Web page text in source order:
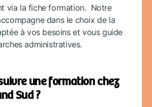
via la fiche formation. Notre
dans le choix de la
à vos besoins et vous guide
administratives.
une formation chez
Sud ?